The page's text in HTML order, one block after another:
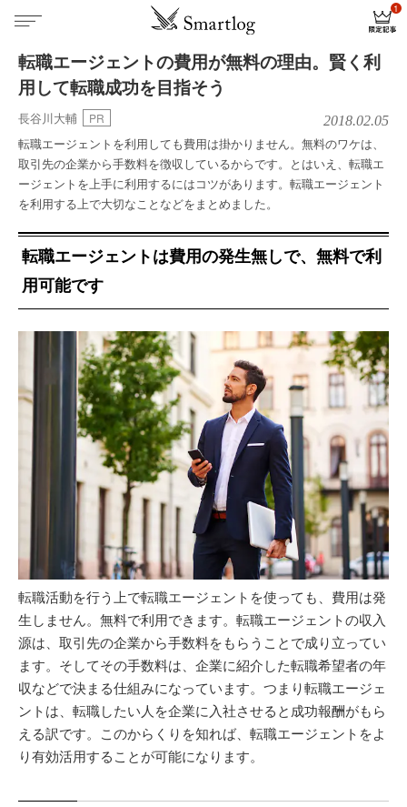
転職エージェントの費用が無料の理由。賢く利
用して転職成功を目指そう
長谷川大輔 PR 2018.02.05
転職エージェントを利用しても費用は掛かりません。無料のワケは、
取引先の企業から手数料を徴収しているからです。とはいえ、転職エ
ージェントを上手に利用するにはコツがあります。転職エージェント
を利用する上で大切なことなどをまとめました。
転職エージェントは費用の発生無しで、無料で利
用可能です
転職活動を行う上で転職エージェントを使っても、費用は発
生しません。無料で利用できます。転職エージェントの収入
源は、取引先の企業から手数料をもらうことで成り立ってい
ます。そしてその手数料は、企業に紹介した転職希望者の年
収などで決まる仕組みになっています。つまり転職エージェ
ントは、転職したい人を企業に入社させると成功報酬がもら
える訳です。このからくりを知れば、転職エージェントをよ
り有効活用することが可能になります。